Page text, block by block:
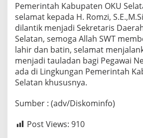
Pemerintah Kabupaten OKU
selamat kepada H. Romzi,
dilantik menjadi Sekretaris
Selatan, semoga Allah SWT
lahir dan batin, selamat
menjadi tauladan bagi Pegawai
ada di Lingkungan Pemerintah
Selatan khususnya.
Sumber : (adv/Diskominfo)
Post Views: 910